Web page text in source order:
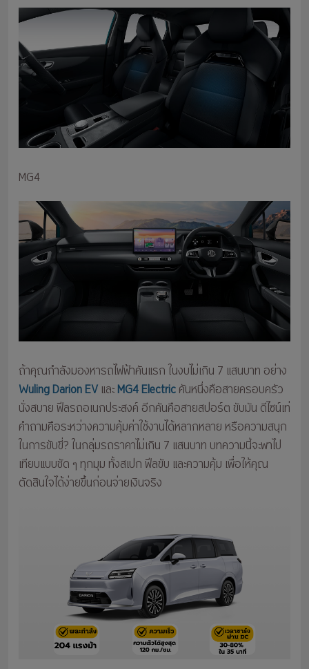
MG4
ถ้าคุณกำลังมองหารถไฟฟ้าคันแรก ในงบไม่เกิน 7 แสนบาท อย่าง
Wuling Darion EV และMG4 Electricคันหนึ่งคือสายครอบครัว
นั่งสบาย ฟีลรถอเนกประสงค์ อีกคันคือสายสปอร์ต ขับมัน ดีไซน์เท่
คำถามคือระหว่างความคุ้มค่าใช้งานได้หลากหลาย หรือความสนุก
ในการขับขี่? ในกลุ่มรถราคาไม่เกิน 7 แสนบาท บทความนี้จะพาไป
เทียบแบบชัด ๆ ทุกมุม ทั้งสเปก ฟีลขับ และความคุ้ม เพื่อให้คุณ
ตัดสินใจได้ง่ายขึ้นก่อนจ่ายเงินจริง